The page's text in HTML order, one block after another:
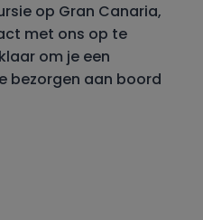
op Gran Canaria,
met ons op te
om je een
bezorgen aan boord